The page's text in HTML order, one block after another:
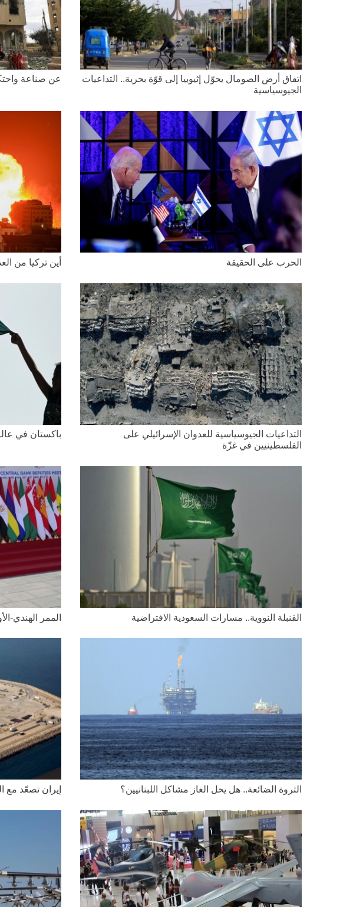
اتفاق أرض الصومال يحوّل إثيوبيا إلى قوّة بحرية.. التداعيات
الجيوسياسية
عن صناعة
الحرب على الحقيقة أين تركيا من
التداعيات الجيوسياسية للعدوان الإسرائيلي على
الفلسطينيين في غزّة
باكستان في
القنبلة النووية.. مسارات السعودية الافتراضية الممر
الثروة الضائعة.. هل يحل الغاز مشاكل اللبنانيين؟ إيران تصعّد مع